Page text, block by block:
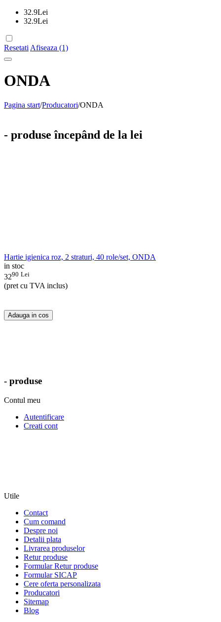
32.9Lei
32.9Lei
Resetati Afiseaza (1)
ONDA
Pagina start/Producatori/ONDA
- produse începând de la lei
Hartie igienica roz, 2 straturi, 40 role/set, ONDA
in stoc
3290 Lei
(pret cu TVA inclus)
Adauga in cos
- produse
Contul meu
Autentificare
Creati cont
Utile
Contact
Cum comand
Despre noi
Detalii plata
Livrarea produselor
Retur produse
Formular Retur produse
Formular SICAP
Cere oferta personalizata
Producatori
Sitemap
Blog